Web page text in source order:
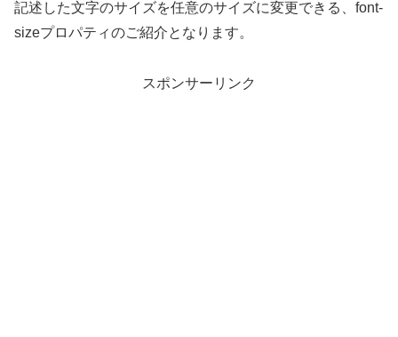
記述した文字のサイズを任意のサイズに変更できる、font-
sizeプロパティのご紹介となります。
スポンサーリンク